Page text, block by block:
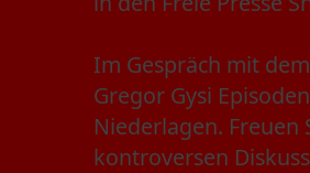
Im Gespräch mit
Gregor Gysi
Niederlagen. Freuen
kontroversen